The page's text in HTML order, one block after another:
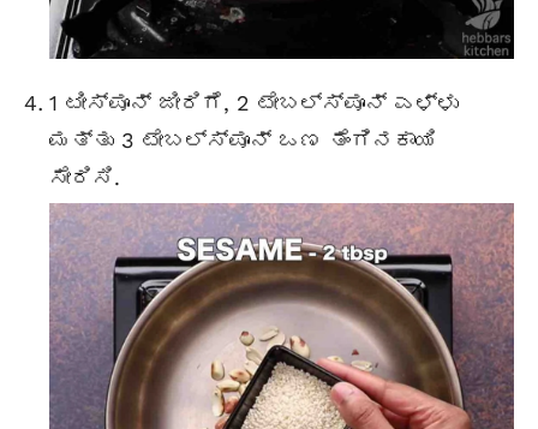
1 ಟೀಸ್ಪೂನ್ ಜೀರಿಗೆ, 2 ಟೇಬಲ್ಸ್ಪೂನ್ ಎಳ್ಳು
ಮತ್ತು 3 ಟೇಬಲ್ಸ್ಪೂನ್ ಒಣ ತೆಂಗಿನಕಾಯಿ
ಸೇರಿಸಿ.